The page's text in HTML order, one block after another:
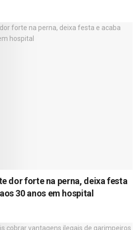
dor forte na perna, deixa festa
30 anos em hospital